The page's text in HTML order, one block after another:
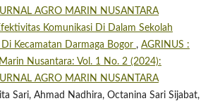
AGRO MARIN NUSANTARA
Komunikasi Di Dalam Sekolah
Di Kecamatan Darmaga Bogor , AGRINUS :
Nusantara: Vol. 1 No. 2 (2024):
AGRO MARIN NUSANTARA
Sari, Ahmad Nadhira, Octanina Sari Sijabat,